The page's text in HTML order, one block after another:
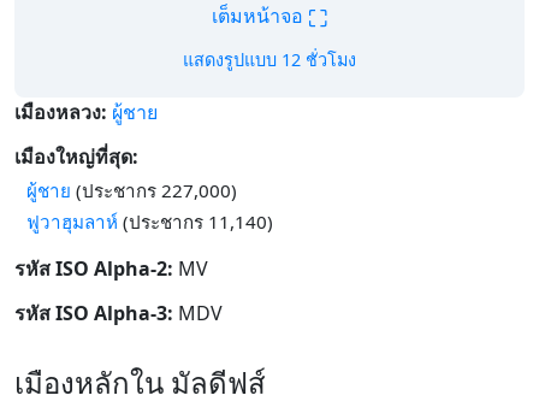
เต็มหน้าจอ ⛶
แสดงรูปแบบ 12 ชั่วโมง
เมืองหลวง: ผู้ชาย
เมืองใหญ่ที่สุด:
ผู้ชาย (ประชากร 227,000)
ฟูวาฮุมลาห์ (ประชากร 11,140)
รหัส ISO Alpha-2: MV
รหัส ISO Alpha-3: MDV
เมืองหลักใน มัลดีฟส์